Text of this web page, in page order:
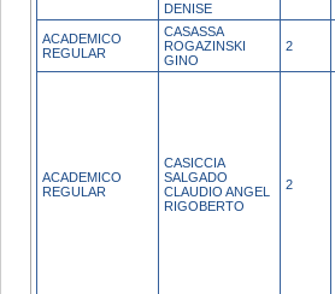
DENISE
ACADEMICO
REGULAR
CASASSA
ROGAZINSKI
GINO
2
ACADEMICO
REGULAR
CASICCIA
SALGADO
CLAUDIO ANGEL
RIGOBERTO
2